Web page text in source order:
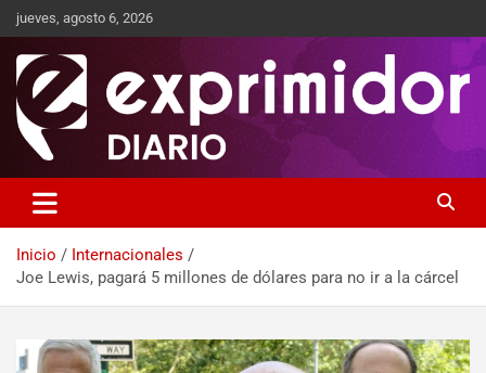
jueves, agosto 6, 2026
Exprimidor media
Inicio
Internacionales
Joe Lewis, pagará 5 millones de dólares para no ir a la cárcel